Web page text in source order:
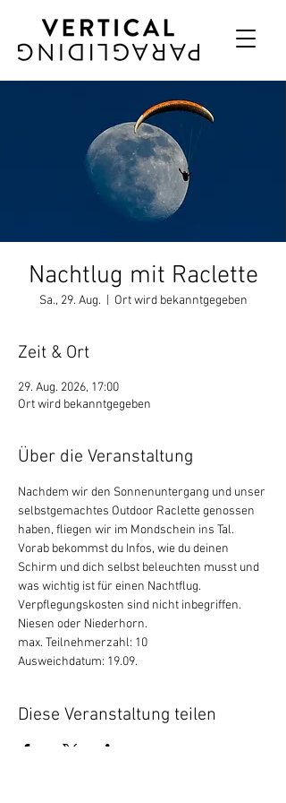
Nachtlug mit Raclette
Sa., 29. Aug. Ort wird bekanntgegeben
Zeit & Ort
29. Aug. 2026, 17:00
Ort wird bekanntgegeben
Über die Veranstaltung
Nachdem wir den Sonnenuntergang und unser
selbstgemachtes Outdoor Raclette genossen
haben, fliegen wir im Mondschein ins Tal.
Vorab bekommst du Infos, wie du deinen
Schirm und dich selbst beleuchten musst und
was wichtig ist für einen Nachtflug.
Verpflegungskosten sind nicht inbegriffen.
Niesen oder Niederhorn.
max. Teilnehmerzahl: 10
Ausweichdatum: 19.09.
Diese Veranstaltung teilen